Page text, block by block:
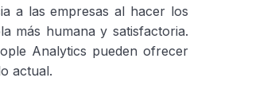
a las empresas al hacer los
más humana y satisfactoria.
Analytics pueden ofrecer
actual.